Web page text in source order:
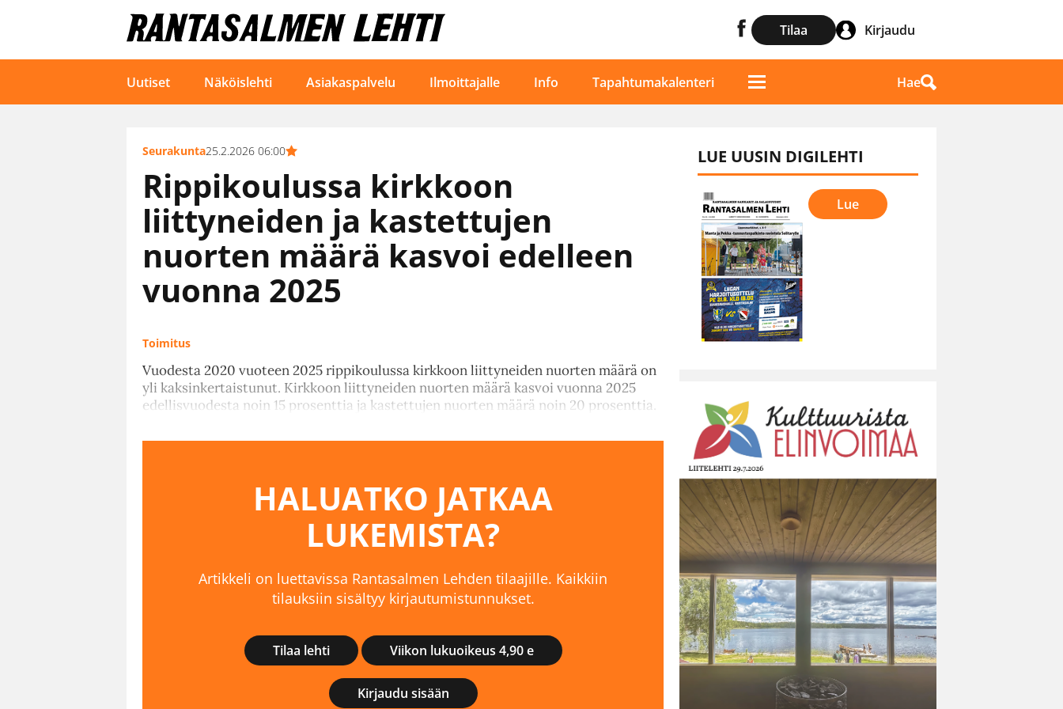
Tilaa Kirjaudu
Uutiset Näköislehti Asiakaspalvelu Ilmoittajalle Info Tapahtumakalenteri Hae
Seurakunta25.2.2026 06:00
Rippikoulussa kirkkoon
liittyneiden ja kastettujen
nuorten määrä kasvoi edelleen
vuonna 2025
Toimitus
Vuodesta 2020 vuoteen 2025 rippikoulussa kirkkoon liittyneiden nuorten määrä on
yli kaksinkertaistunut. Kirkkoon liittyneiden nuorten määrä kasvoi vuonna 2025
edellisvuodesta noin 15 prosenttia ja kastettujen nuorten määrä noin 20 prosenttia.
HALUATKO JATKAA
LUKEMISTA?
Artikkeli on luettavissa Rantasalmen Lehden tilaajille. Kaikkiin
tilauksiin sisältyy kirjautumistunnukset.
Tilaa lehti Viikon lukuoikeus 4,90 e
Kirjaudu sisään
LUE UUSIN DIGILEHTI
Lue